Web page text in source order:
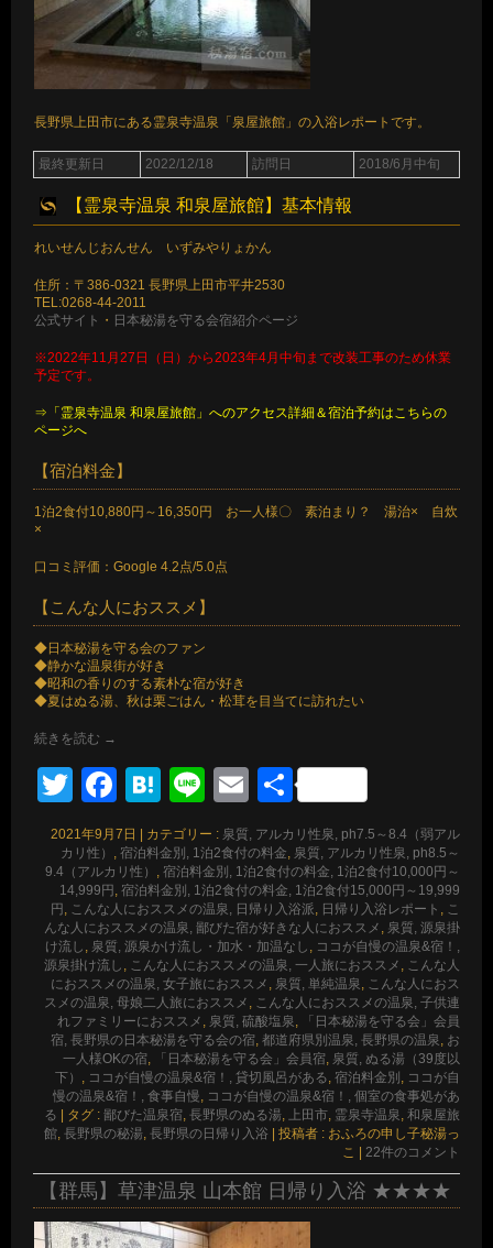
長野県上田市にある霊泉寺温泉「泉屋旅館」の入浴レポートです。
最終更新日 2022/12/18 訪問日 2018/6月中旬
【霊泉寺温泉 和泉屋旅館】基本情報
れいせんじおんせん いずみやりょかん
住所：〒386-0321 長野県上田市平井2530
TEL:0268-44-2011
公式サイト ・ 日本秘湯を守る会宿紹介ページ
※2022年11月27日（日）から2023年4月中旬まで改装工事のため休業
予定です。
⇒「霊泉寺温泉 和泉屋旅館」へのアクセス詳細＆宿泊予約はこちらの
ページへ
【宿泊料金】
1泊2食付10,880円～16,350円 お一人様〇 素泊まり？ 湯治× 自炊
×
口コミ評価：Google 4.2点/5.0点
【こんな人におススメ】
◆日本秘湯を守る会のファン
◆静かな温泉街が好き
◆昭和の香りのする素朴な宿が好き
◆夏はぬる湯、秋は栗ごはん・松茸を目当てに訪れたい
続きを読む →
TwitterFacebook
Hatena
LineEmail
共
有
2021年9月7日 カテゴリー : 泉質, アルカリ性泉, ph7.5～8.4（弱アル
カリ性） , 宿泊料金別, 1泊2食付の料金, 泉質, アルカリ性泉, ph8.5～
9.4（アルカリ性） , 宿泊料金別, 1泊2食付の料金, 1泊2食付10,000円～
14,999円 , 宿泊料金別, 1泊2食付の料金, 1泊2食付15,000円～19,999
円 , こんな人におススメの温泉, 日帰り入浴派, 日帰り入浴レポート , こ
んな人におススメの温泉, 鄙びた宿が好きな人におススメ , 泉質, 源泉掛
け流し , 泉質, 源泉かけ流し・加水・加温なし , ココが自慢の温泉&宿！,
源泉掛け流し , こんな人におススメの温泉, 一人旅におススメ , こんな人
におススメの温泉, 女子旅におススメ , 泉質, 単純温泉, こんな人におス
スメの温泉, 母娘二人旅におススメ , こんな人におススメの温泉, 子供連
れファミリーにおススメ , 泉質, 硫酸塩泉,
「日本秘湯を守る会」会員
宿, 長野県の日本秘湯を守る会の宿, 都道府県別温泉, 長野県の温泉, お
一人様OKの宿, 「日本秘湯を守る会」会員宿, 泉質, ぬる湯（39度以
下） , ココが自慢の温泉&宿！, 貸切風呂がある, 宿泊料金別 , ココが自
慢の温泉&宿！, 食事自慢, ココが自慢の温泉&宿！, 個室の食事処があ
る
タグ : 鄙びた温泉宿, 長野県のぬる湯, 上田市, 霊泉寺温泉, 和泉屋旅
館, 長野県の秘湯, 長野県の日帰り入浴
投稿者 : おふろの申し子秘湯っ
こ
22件のコメント
【群馬】草津温泉 山本館 日帰り入浴 ★★★★